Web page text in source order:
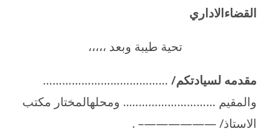
القضاءالاداري
تحية طيبة وبعد ،،،،،
مقدمه لسيادتكم/ …………………………………
والمقيم ……………………….. ومحلهالمختار مكتب
الاستاذ/ ——————– .